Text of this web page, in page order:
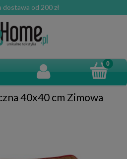
dostawa od 200 zł
40x40 cm Zimowa